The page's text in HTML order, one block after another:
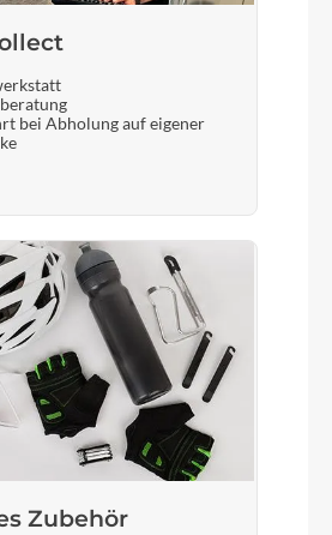
bei Abholung auf eigener
Zubehör